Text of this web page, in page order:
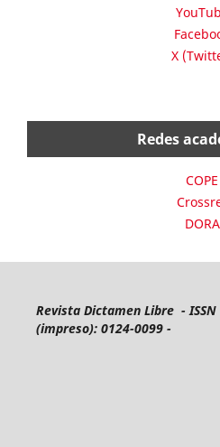
X
Redes
COPE
DORA
Revista Dictamen Libre - ISSN
(impreso): 0124-0099 -